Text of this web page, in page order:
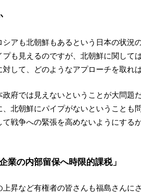
アも北朝鮮もあるという日本の状況
も見えるのですが、北朝鮮に関して
して、どのようなアプローチを取れ
府では見えないということが大問題
北朝鮮にパイプがないということも
て戦争への緊張を高めないようにする
業の内部留保へ時限的課税」
昇など有権者の皆さんも福島さんに